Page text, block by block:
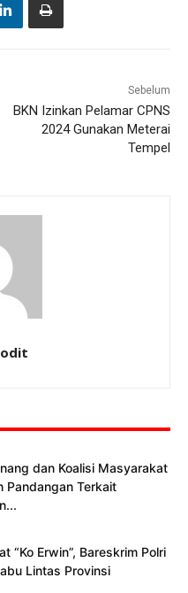
Sebelum
BKN Izinkan Pelamar CPNS
2024 Gunakan Meterai
Tempel
dan Koalisi Masyarakat
Pandangan Terkait
“Ko Erwin”, Bareskrim Polri
Lintas Provinsi